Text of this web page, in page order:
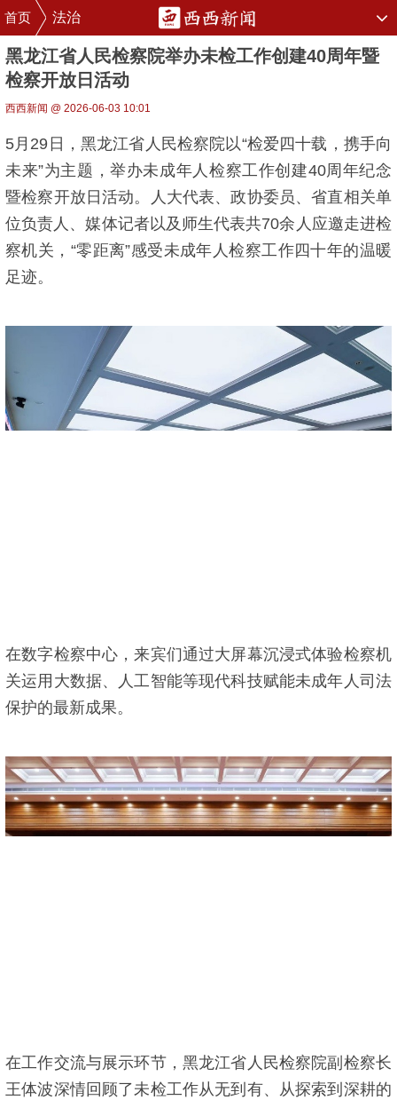
首页 法治
黑龙江省人民检察院举办未检工作创建40周年暨
检察开放日活动
西西新闻 @ 2026-06-03 10:01
5月29日，黑龙江省人民检察院以“检爱四十载，携手向
未来”为主题，举办未成年人检察工作创建40周年纪念
暨检察开放日活动。人大代表、政协委员、省直相关单
位负责人、媒体记者以及师生代表共70余人应邀走进检
察机关，“零距离”感受未成年人检察工作四十年的温暖
足迹。
在数字检察中心，来宾们通过大屏幕沉浸式体验检察机
关运用大数据、人工智能等现代科技赋能未成年人司法
保护的最新成果。
在工作交流与展示环节，黑龙江省人民检察院副检察长
王体波深情回顾了未检工作从无到有、从探索到深耕的